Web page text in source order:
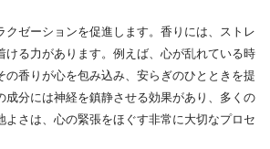
クゼーションを促進します。香りには、ストレ
ける力があります。例えば、心が乱れている時
の香りが心を包み込み、安らぎのひとときを提
成分には神経を鎮静させる効果があり、多くの
よさは、心の緊張をほぐす非常に大切なプロセ